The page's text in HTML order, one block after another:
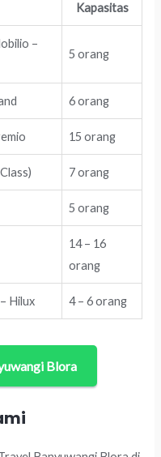
Kapasitas
–
5 orang
6 orang
15 orang
7 orang
5 orang
14 – 16
orang
Hilux 4 – 6 orang
Blora